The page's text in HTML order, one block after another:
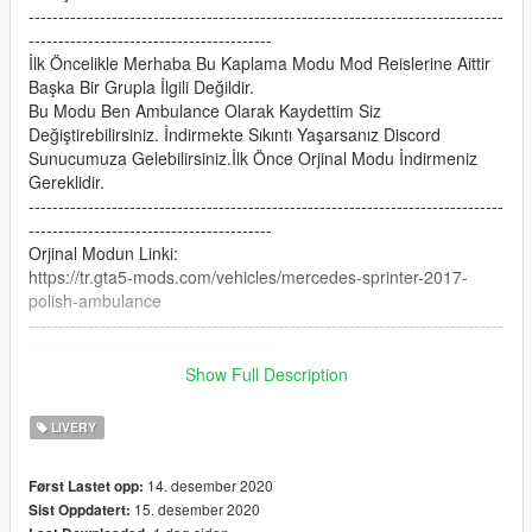
--------------------------------------------------------------------------------
-----------------------------------------
İlk Öncelikle Merhaba Bu Kaplama Modu Mod Reislerine Aittir
Başka Bir Grupla İlgili Değildir.
Bu Modu Ben Ambulance Olarak Kaydettim Siz
Değiştirebilirsiniz. İndirmekte Sıkıntı Yaşarsanız Discord
Sunucumuza Gelebilirsiniz.İlk Önce Orjinal Modu İndirmeniz
Gereklidir.
--------------------------------------------------------------------------------
-----------------------------------------
Orjinal Modun Linki:
https://tr.gta5-mods.com/vehicles/mercedes-sprinter-2017-
polish-ambulance
--------------------------------------------------------------------------------
s/Gta5/Vehicles.rpf
Edit Modu Açın
--------------------------------------------------------------------------------
-----------------------------------------
Show Full Description
LIVERY
Først Lastet opp: 14. desember 2020
Sist Oppdatert: 15. desember 2020